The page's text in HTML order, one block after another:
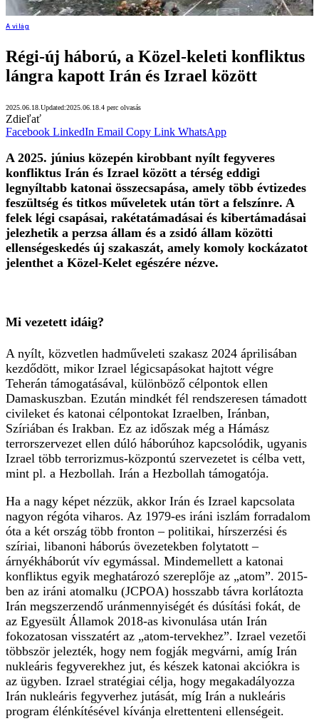
A világ
Régi-új háború, a Közel-keleti konfliktus
lángra kapott Irán és Izrael között
2025.06.18. Updated:2025.06.18. 4 perc olvasás
Zdieľať
Facebook LinkedIn Email Copy Link WhatsApp
A 2025. június közepén kirobbant nyílt fegyveres
konfliktus Irán és Izrael között a térség eddigi
legnyíltabb katonai összecsapása, amely több évtizedes
feszültség és titkos műveletek után tört a felszínre. A
felek légi csapásai, rakétatámadásai és kibertámadásai
jelezhetik a perzsa állam és a zsidó állam közötti
ellenségeskedés új szakaszát, amely komoly kockázatot
jelenthet a Közel-Kelet egészére nézve.
Mi vezetett idáig?
A nyílt, közvetlen hadműveleti szakasz 2024 áprilisában
kezdődött, mikor Izrael légicsapásokat hajtott végre
Teherán támogatásával, különböző célpontok ellen
Damaskuszban. Ezután mindkét fél rendszeresen támadott
civileket és katonai célpontokat Izraelben, Iránban,
Szíriában és Irakban. Ez az időszak még a Hámász
terrorszervezet ellen dúló háborúhoz kapcsolódik, ugyanis
Izrael több terrorizmus-központú szervezetet is célba vett,
mint pl. a Hezbollah. Irán a Hezbollah támogatója.
Ha a nagy képet nézzük, akkor Irán és Izrael kapcsolata
nagyon régóta viharos. Az 1979-es iráni iszlám forradalom
óta a két ország több fronton – politikai, hírszerzési és
szíriai, libanoni háborús övezetekben folytatott –
árnyékháborút vív egymással. Mindemellett a katonai
konfliktus egyik meghatározó szereplője az „atom”. 2015-
ben az iráni atomalku (JCPOA) hosszabb távra korlátozta
Irán megszerzendő uránmennyiségét és dúsítási fokát, de
az Egyesült Államok 2018-as kivonulása után Irán
fokozatosan visszatért az „atom-tervekhez”. Izrael vezetői
többször jelezték, hogy nem fogják megvárni, amíg Irán
nukleáris fegyverekhez jut, és készek katonai akciókra is
az ügyben. Izrael stratégiai célja, hogy megakadályozza
Irán nukleáris fegyverhez jutását, míg Irán a nukleáris
program élénkítésével kívánja elrettenteni ellenségeit.